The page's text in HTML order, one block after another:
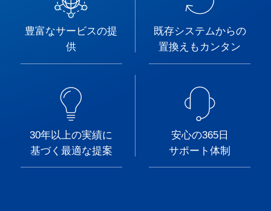
豊富なサービスの提
供
既存システムからの
置換えもカンタン
30年以上の実績に
基づく最適な提案
安心の365日
サポート体制